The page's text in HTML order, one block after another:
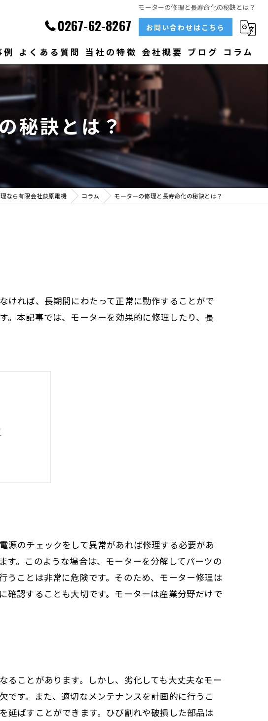
モーターの修理と長寿命化の秘訣とは？
0267-62-8267 お問い合わせはこちら
例 よくある質問 当社の特徴
ベアリング
大型
メンテナンス
販売
会社概要 ブログ コラム
秘訣とは？
なら有限会社荻原電機 コラム モーターの修理と長寿命化の秘訣とは？
ければ、長期間にわたって正常に動作することがで
。本記事では、モーターを効果的に修理したり、長
源のチェックをして異常があれば修理する必要があ
す。このような場合は、モーターを分解してパーツの
うことは非常に危険です。そのため、モーター修理は
確認することも大切です。モーターは産業分野だけで
ことがあります。しかし、劣化しても大丈夫なモー
です。また、適切なメンテナンスを計画的に行うこ
延ばすことができます。ひび割れや破損した部品は